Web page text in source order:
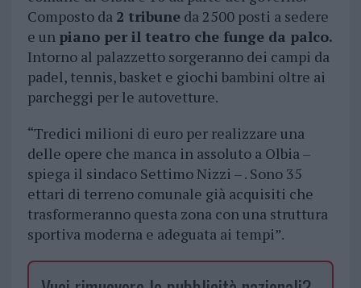
Composto da 2 tribuneda 2500 posti a sedere
e un piano per il teatro che funge da palco.
Intorno al palazzetto sorgeranno dei campi da
padel, tennis, basket e giochi bambini oltre ai
parcheggi per le autovetture.
“Tredici milioni di euro per realizzare una
delle opere che manca in assoluto a Olbia –
spiega il sindaco Settimo Nizzi – . Sono 35
ettari di terreno comunale già acquisiti che
trasformeranno questa zona con una struttura
sportiva moderna e adeguata ai tempi”.